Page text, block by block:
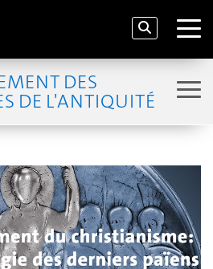
DES
DE L'ANTIQUITÉ